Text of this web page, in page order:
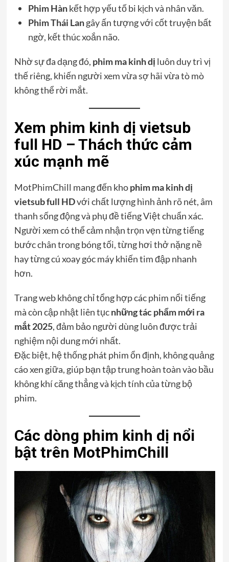
Phim Hànkết hợp yếu tố bi kịch và nhân văn.
Phim Thái Langây ấn tượng với cốt truyện bất
ngờ, kết thúc xoắn não.
Nhờ sự đa dạng đó, phim ma kinh dị luôn duy trì vị
thế riêng, khiến người xem vừa sợ hãi vừa tò mò
không thể rời mắt.
Xem phim kinh dị vietsub
full HD – Thách thức cảm
xúc mạnh mẽ
MotPhimChill mang đến khophim ma kinh dị
vietsub full HDvới chất lượng hình ảnh rõ nét, âm
thanh sống động và phụ đề tiếng Việt chuẩn xác.
Người xem có thể cảm nhận trọn vẹn từng tiếng
bước chân trong bóng tối, từng hơi thở nặng nề
hay từng cú xoay góc máy khiến tim đập nhanh
hơn.
Trang web không chỉ tổng hợp các phim nổi tiếng
mà còn cập nhật liên tụcnhững tác phẩm mới ra
mắt 2025, đảm bảo người dùng luôn được trải
nghiệm nội dung mới nhất.
Đặc biệt, hệ thống phát phim ổn định, không quảng
cáo xen giữa, giúp bạn tập trung hoàn toàn vào bầu
không khí căng thẳng và kịch tính của từng bộ
phim.
Các dòng phim kinh dị nổi
bật trên MotPhimChill